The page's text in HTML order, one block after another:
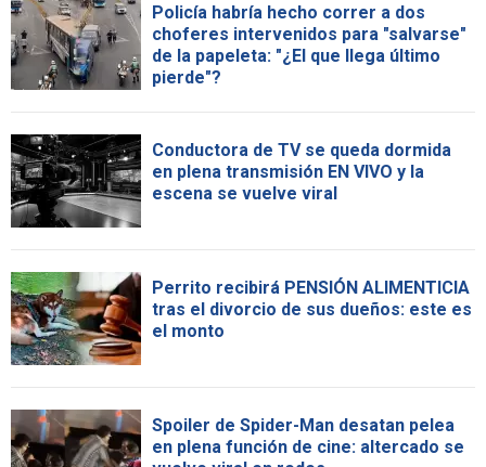
Policía habría hecho correr a dos
choferes intervenidos para "salvarse"
de la papeleta: "¿El que llega último
pierde"?
Conductora de TV se queda dormida
en plena transmisión EN VIVO y la
escena se vuelve viral
Perrito recibirá PENSIÓN ALIMENTICIA
tras el divorcio de sus dueños: este es
el monto
Spoiler de Spider-Man desatan pelea
en plena función de cine: altercado se